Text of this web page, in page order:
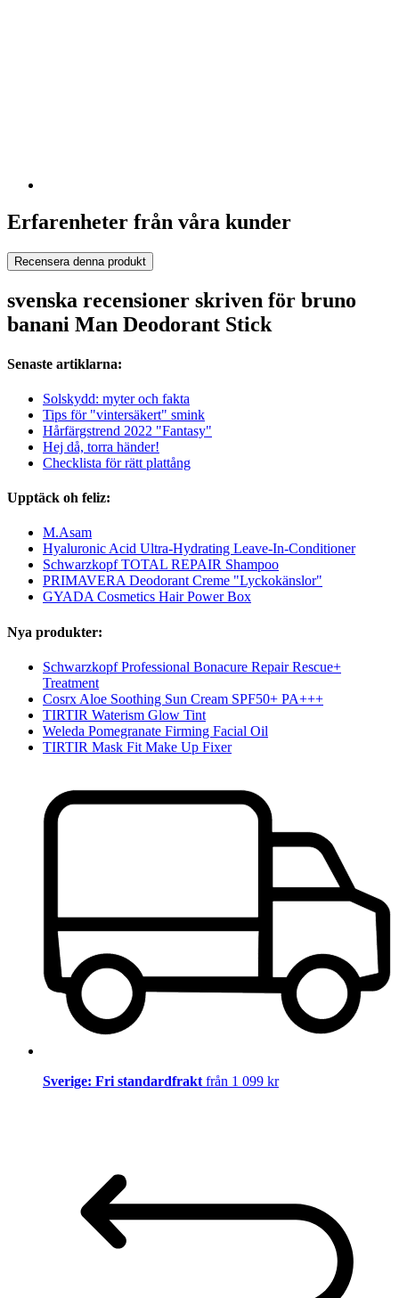
Erfarenheter från våra kunder
Recensera denna produkt
svenska recensioner skriven för bruno
banani Man Deodorant Stick
Senaste artiklarna:
Solskydd: myter och fakta
Tips för "vintersäkert" smink
Hårfärgstrend 2022 "Fantasy"
Hej då, torra händer!
Checklista för rätt plattång
Upptäck oh feliz:
M.Asam
Hyaluronic Acid Ultra-Hydrating Leave-In-Conditioner
Schwarzkopf TOTAL REPAIR Shampoo
PRIMAVERA Deodorant Creme "Lyckokänslor"
GYADA Cosmetics Hair Power Box
Nya produkter:
Schwarzkopf Professional Bonacure Repair Rescue+
Treatment
Cosrx Aloe Soothing Sun Cream SPF50+ PA+++
TIRTIR Waterism Glow Tint
Weleda Pomegranate Firming Facial Oil
TIRTIR Mask Fit Make Up Fixer
Sverige: Fri standardfrakt från 1 099 kr